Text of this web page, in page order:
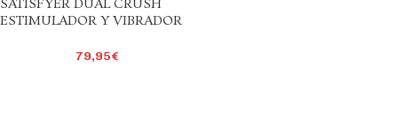
SATISFYER DUAL CRUSH
ESTIMULADOR Y VIBRADOR
79,95€